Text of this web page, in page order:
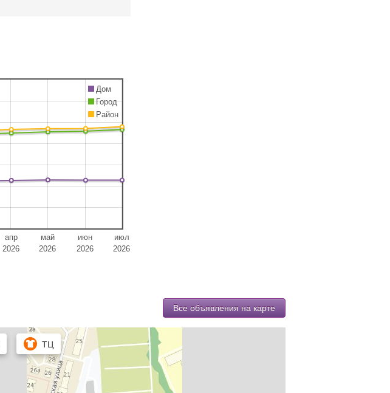
апр
2026
май
2026
июн
2026
июл
2026
Дом
Город
Район
Все объявления на карте
ТЦ